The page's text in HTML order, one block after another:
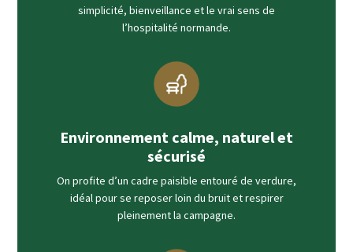
simplicité, bienveillance et le vrai sens de
l’hospitalité normande.
Environnement calme, naturel et
sécurisé
On profite d’un cadre paisible entouré de verdure,
idéal pour se reposer loin du bruit et respirer
pleinement la campagne.